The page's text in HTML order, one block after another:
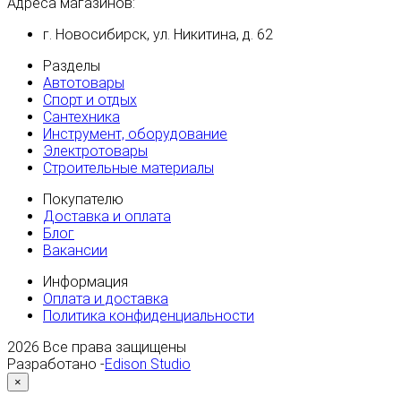
Адреса магазинов:
г. Новосибирск, ул. Никитина, д. 62
Разделы
Автотовары
Спорт и отдых
Сантехника
Инструмент, оборудование
Электротовары
Строительные материалы
Покупателю
Доставка и оплата
Блог
Вакансии
Информация
Оплата и доставка
Политика конфиденциальности
2026 Все права защищены
Разработано -Edison Studio
×